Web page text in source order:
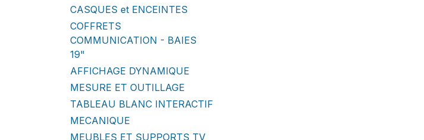
CASQUES et ENCEINTES
COFFRETS
COMMUNICATION - BAIES
19"
AFFICHAGE DYNAMIQUE
MESURE ET OUTILLAGE
TABLEAU BLANC INTERACTIF
MECANIQUE
MEUBLES ET SUPPORTS TV